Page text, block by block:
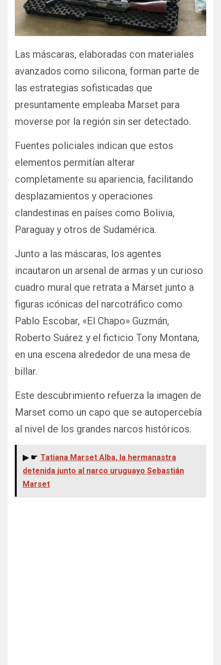
Las máscaras, elaboradas con materiales
avanzados como silicona, forman parte de
las estrategias sofisticadas que
presuntamente empleaba Marset para
moverse por la región sin ser detectado.
Fuentes policiales indican que estos
elementos permitían alterar
completamente su apariencia, facilitando
desplazamientos y operaciones
clandestinas en países como Bolivia,
Paraguay y otros de Sudamérica.
Junto a las máscaras, los agentes
incautaron un arsenal de armas y un curioso
cuadro mural que retrata a Marset junto a
figuras icónicas del narcotráfico como
Pablo Escobar, «El Chapo» Guzmán,
Roberto Suárez y el ficticio Tony Montana,
en una escena alrededor de una mesa de
billar.
Este descubrimiento refuerza la imagen de
Marset como un capo que se autopercebía
al nivel de los grandes narcos históricos.
▶ ☛ Tatiana Marset Alba, la hermanastra
detenida junto al narco uruguayo Sebastián
Marset